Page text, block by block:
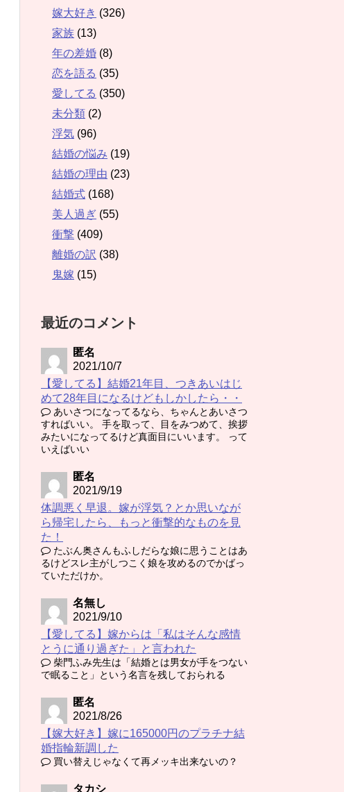
嫁大好き (326)
家族 (13)
年の差婚 (8)
恋を語る (35)
愛してる (350)
未分類 (2)
浮気 (96)
結婚の悩み (19)
結婚の理由 (23)
結婚式 (168)
美人過ぎ (55)
衝撃 (409)
離婚の訳 (38)
鬼嫁 (15)
最近のコメント
匿名
2021/10/7
【愛してる】結婚21年目、つきあいはじ
めて28年目になるけどもしかしたら・・
あいさつになってるなら、ちゃんとあいさつ
すればいい。 手を取って、目をみつめて、挨拶
みたいになってるけど真面目にいいます。 って
いえばいい
匿名
2021/9/19
体調悪く早退。嫁が浮気？とか思いなが
ら帰宅したら、もっと衝撃的なものを見
た！
たぶん奥さんもふしだらな娘に思うことはあ
るけどスレ主がしつこく娘を攻めるのでかばっ
ていただけか。
名無し
2021/9/10
【愛してる】嫁からは「私はそんな感情
とうに通り過ぎた」と言われた
柴門ふみ先生は「結婚とは男女が手をつない
で眠ること」という名言を残しておられる
匿名
2021/8/26
【嫁大好き】嫁に165000円のプラチナ結
婚指輪新調した
買い替えじゃなくて再メッキ出来ないの？
タカシ